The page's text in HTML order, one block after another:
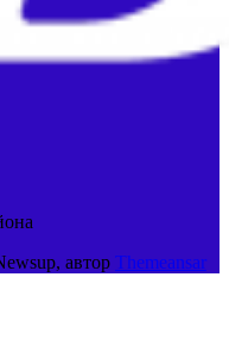
автор Themeansar